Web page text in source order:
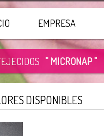
EMPRESA
" MICRONAP "
DISPONIBLES